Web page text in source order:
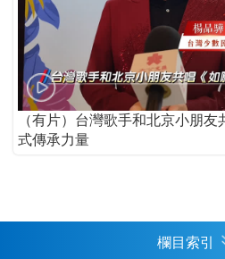
（有片）台灣歌手和北京小朋
式傳承力量
欄目索引